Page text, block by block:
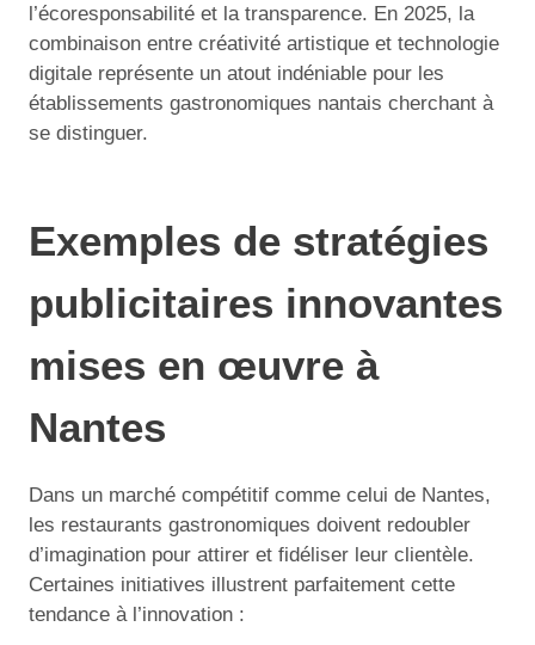
l’écoresponsabilité et la transparence. En 2025, la
combinaison entre créativité artistique et technologie
digitale représente un atout indéniable pour les
établissements gastronomiques nantais cherchant à
se distinguer.
Exemples de stratégies
publicitaires innovantes
mises en œuvre à
Nantes
Dans un marché compétitif comme celui de Nantes,
les restaurants gastronomiques doivent redoubler
d’imagination pour attirer et fidéliser leur clientèle.
Certaines initiatives illustrent parfaitement cette
tendance à l’innovation :